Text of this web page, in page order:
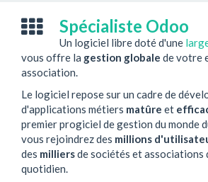
Spécialiste Odoo
Un logiciel libre doté d'une
vous offre la gestion globale de votre
association.
Le logiciel repose sur un cadre de
d'applications métiers matûre et
premier progiciel de gestion du monde
vous rejoindrez des millions
des milliersde sociétés et associations
quotidien.